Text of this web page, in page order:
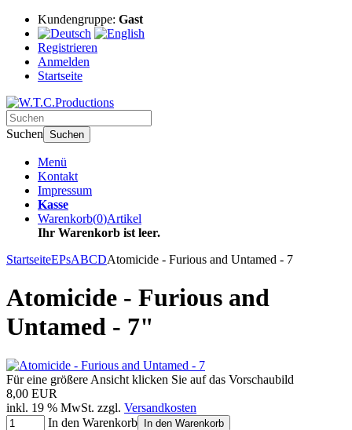
Kundengruppe: Gast
Registrieren
Anmelden
Startseite
Suchen Suchen
Menü
Kontakt
Impressum
Kasse
Warenkorb(0)Artikel
Ihr Warenkorb ist leer.
StartseiteEPsABCDAtomicide - Furious and Untamed - 7
Atomicide - Furious and
Untamed - 7"
Für eine größere Ansicht klicken Sie auf das Vorschaubild
8,00 EUR
inkl. 19 % MwSt. zzgl. Versandkosten
In den Warenkorb
In den Warenkorb